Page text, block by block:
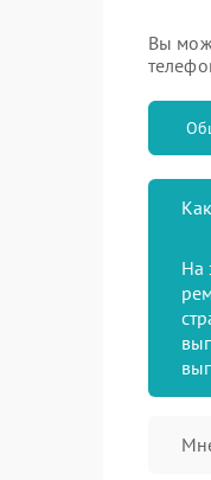
Вы
На